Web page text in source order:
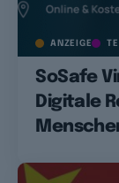
ANZEIGE
SoSafe
Digitale